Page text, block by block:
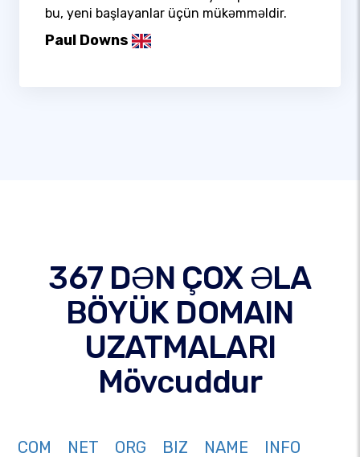
bu, yeni başlayanlar üçün mükəmməldir.
Paul Downs
367 DƏN ÇOX ƏLA
BÖYÜK DOMAIN
UZATMALARI
Mövcuddur
COM NET ORG BIZ NAME
INFO